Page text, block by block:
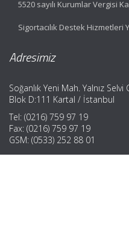
5520 sayılı Kurumlar Vergisi
Sigortacılık Destek Hizmetleri
Adresimiz
Soğanlık Yeni Mah. Yalnız
Blok D:111 Kartal / İstanbul
Tel: (0216) 759 97 19
Fax: (0216) 759 97 19
GSM: (0533) 252 88 01